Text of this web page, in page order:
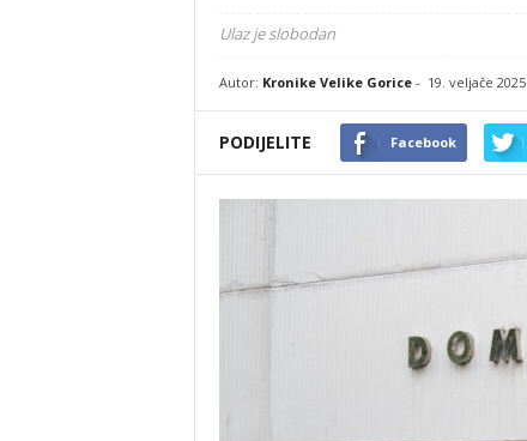
Ulaz je slobodan
Autor: Kronike Velike Gorice- 19. veljače 2025
PODIJELITE Facebook